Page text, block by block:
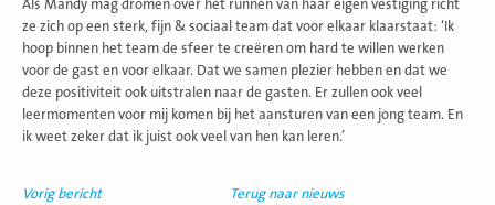
Als Mandy mag dromen over het runnen van haar eigen vestiging richt
ze zich op een sterk, fijn & sociaal team dat voor elkaar klaarstaat: ‘Ik
hoop binnen het team de sfeer te creëren om hard te willen werken
voor de gast en voor elkaar. Dat we samen plezier hebben en dat we
deze positiviteit ook uitstralen naar de gasten. Er zullen ook veel
leermomenten voor mij komen bij het aansturen van een jong team. En
ik weet zeker dat ik juist ook veel van hen kan leren.’
Vorig bericht Terug naar nieuws